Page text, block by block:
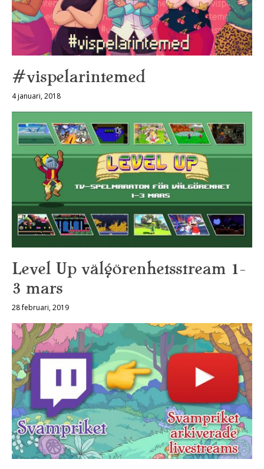
#vispelarintemed
4 januari, 2018
Level Up välgörenhetsstream 1-
3 mars
28 februari, 2019